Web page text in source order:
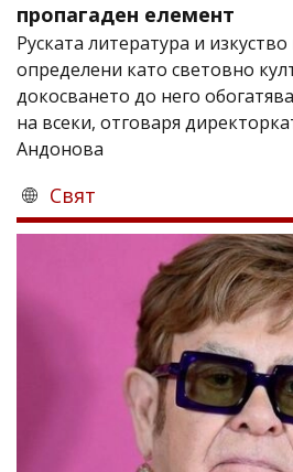
пропагаден елемент
Руската литература и
определени като световно
докосването до него
на всеки, отговаря
Андонова
Свят